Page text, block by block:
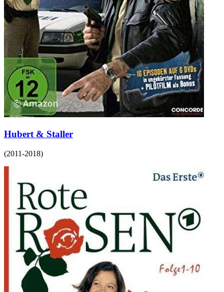
Hubert & Staller
(2011-2018)